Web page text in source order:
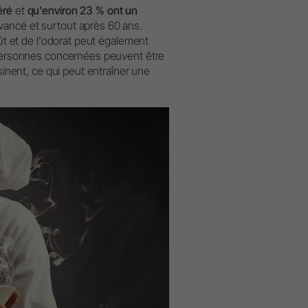
W&H AIMS
contacts au siège
contacts en région
et qu'environ 23 % ont un
et surtout après 60 ans.
et de l'odorat peut également
concernées peuvent être
ce qui peut entraîner une